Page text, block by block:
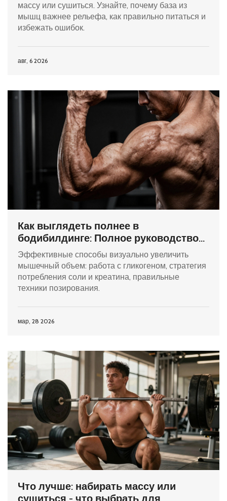
массу или сушиться. Узнайте, почему база из
мышц важнее рельефа, как правильно питаться и
избежать ошибок.
авг, 6 2026
Как выглядеть полнее в
бодибилдинге: Полное руководство
по визуальным объемам
Эффективные способы визуально увеличить
мышечный объем: работа с гликогеном, стратегия
потребления соли и креатина, правильные
техники позирования.
мар, 28 2026
Что лучше: набирать массу или